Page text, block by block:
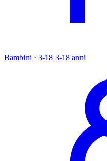
Bambini · 3-18 3-18 anni